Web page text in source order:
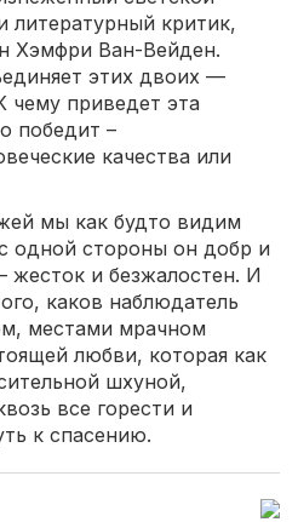
литературный критик,
Хэмфри Ван-Вейден.
этих двоих —
чему приведет эта
победит –
качества или
мы как будто видим
одной стороны он добр и
жесток и безжалостен. И
каков наблюдатель
местами мрачном
любви, которая как
шхуной,
все горести и
к спасению.